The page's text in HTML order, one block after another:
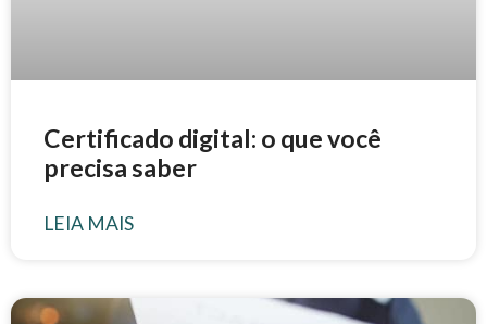
Certificado digital: o que você
precisa saber
LEIA MAIS